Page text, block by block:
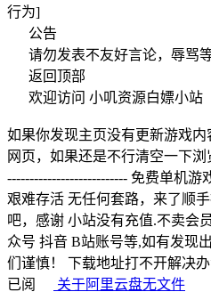
行为]
公告
请勿发表不友好言论，辱骂
返回顶部
欢迎访问 小叽资源白嫖小站
如果你发现主页没有更新游戏
网页，如果还是不行清空一下浏
--------------------------- 免费单机游
艰难存活 无任何套路，来了顺
吧，感谢 小站没有充值.不卖会
众号 抖音 B站账号等,如有发现
们谨慎！ 下载地址打不开解决办
已阅
关于阿里云盘无文件